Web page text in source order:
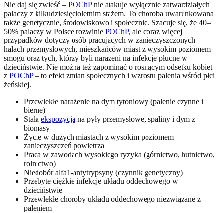
Nie daj się zwieść – POChPnie atakuje wyłącznie zatwardziałych
palaczy z kilkudziesięcioletnim stażem. To choroba uwarunkowana
także genetycznie, środowiskowo i społecznie. Szacuje się, że 40–
50% palaczy w Polsce rozwinie POChP, ale coraz więcej
przypadków dotyczy osób pracujących w zanieczyszczonych
halach przemysłowych, mieszkańców miast z wysokim poziomem
smogu oraz tych, którzy byli narażeni na infekcje płucne w
dzieciństwie. Nie można też zapominać o rosnącym odsetku kobiet
z POChP– to efekt zmian społecznych i wzrostu palenia wśród płci
żeńskiej.
Przewlekłe narażenie na dym tytoniowy (palenie czynne i
bierne)
Stała ekspozycja na pyły przemysłowe, spaliny i dym z
biomasy
Życie w dużych miastach z wysokim poziomem
zanieczyszczeń powietrza
Praca w zawodach wysokiego ryzyka (górnictwo, hutnictwo,
rolnictwo)
Niedobór alfa1-antytrypsyny (czynnik genetyczny)
Przebyte ciężkie infekcje układu oddechowego w
dzieciństwie
Przewlekłe choroby układu oddechowego niezwiązane z
paleniem